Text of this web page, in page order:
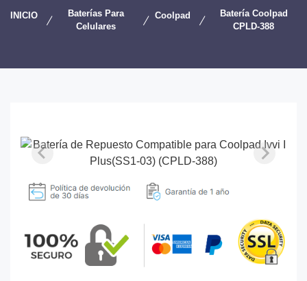
INICIO
Baterías Para
Celulares
Coolpad
Batería Coolpad
CPLD-388